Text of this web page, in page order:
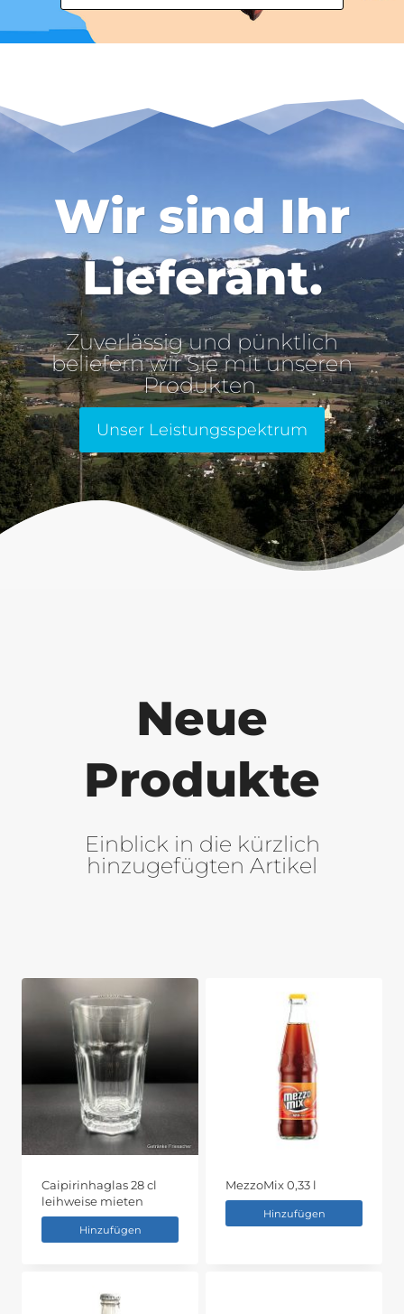
Wir sind Ihr
Lieferant.
Zuverlässig und pünktlich
beliefern wir Sie mit unseren
Produkten.
Unser Leistungsspektrum
Neue
Produkte
Einblick in die kürzlich
hinzugefügten Artikel
Caipirinhaglas 28 cl
leihweise mieten
Hinzufügen
MezzoMix 0,33 l
Hinzufügen